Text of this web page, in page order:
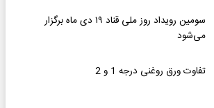
سومین رویداد روز ملی قناد ۱۹ دی ماه برگزار
می‌شود
تفاوت ورق روغنی درجه 1 و 2